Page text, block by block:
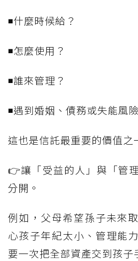
◾什麼時候給？
◾怎麼使用？
◾誰來管理？
◾遇到婚姻、債務或失能風
這也是信託最重要的價值之
👉讓「受益的人」與「管
分開。
例如，父母希望孫子未來
心孩子年紀太小、管理能
要一次把全部資產交到孩子